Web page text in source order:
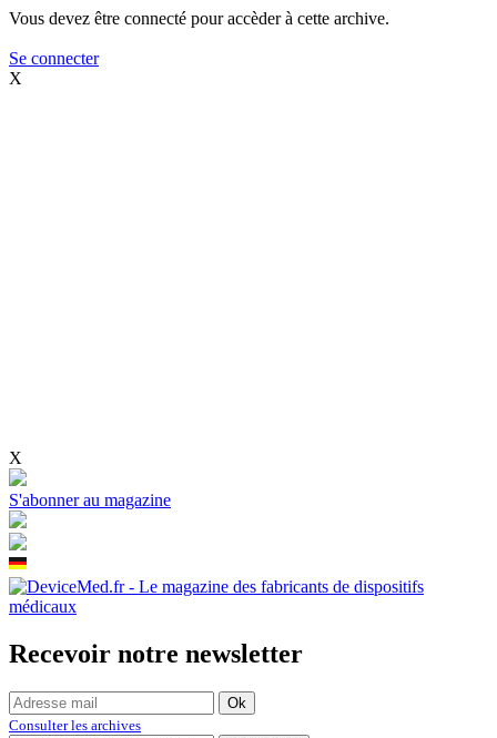
Vous devez être connecté pour accèder à cette archive.
Se connecter
X
X
S'abonner au magazine
Recevoir notre newsletter
Consulter les archives